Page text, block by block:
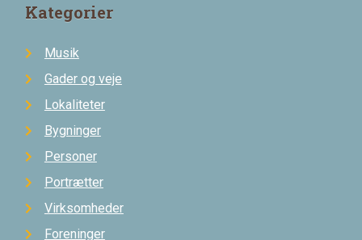
Kategorier
Musik
Gader og veje
Lokaliteter
Bygninger
Personer
Portrætter
Virksomheder
Foreninger